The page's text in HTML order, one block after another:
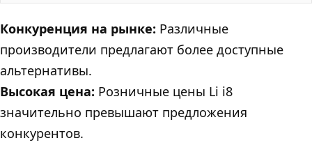
Конкуренция на рынке: Различные
производители предлагают более доступные
альтернативы.
Высокая цена: Розничные цены Li i8
значительно превышают предложения
конкурентов.